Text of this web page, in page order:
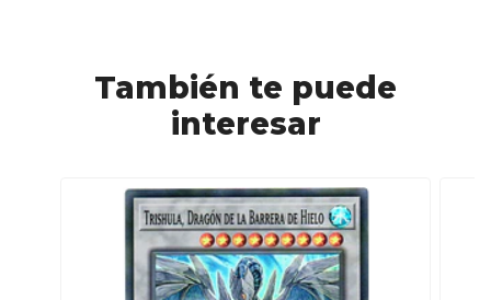
También te puede
interesar